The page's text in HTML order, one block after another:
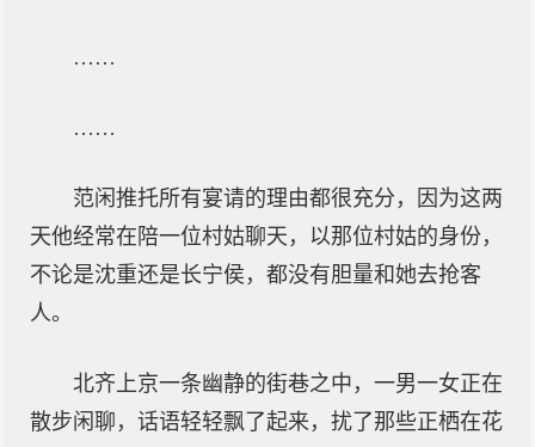
……
……
范闲推托所有宴请的理由都很充分，因为这两
天他经常在陪一位村姑聊天，以那位村姑的身份，
不论是沈重还是长宁侯，都没有胆量和她去抢客
人。
北齐上京一条幽静的街巷之中，一男一女正在
散步闲聊，话语轻轻飘了起来，扰了那些正栖在花